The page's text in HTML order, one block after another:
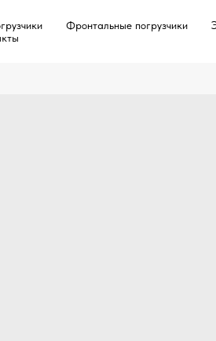
Фронтальные погрузчики